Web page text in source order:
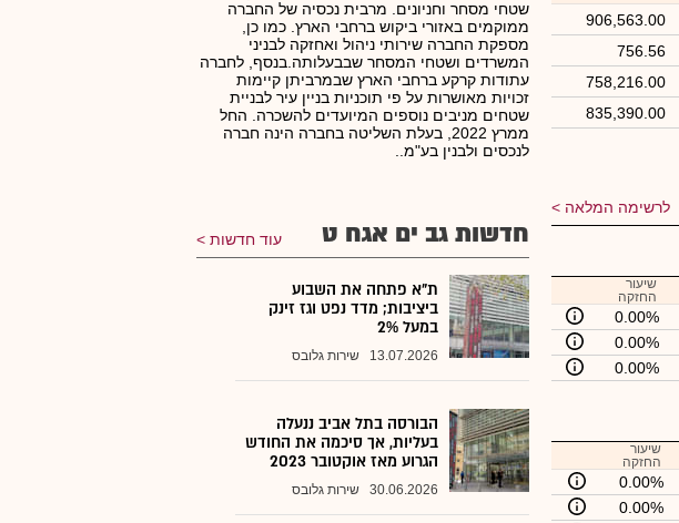
906,563.00
756.56
758,216.00
835,390.00
לרשימה המלאה
שיעור
החזקה
0.00%
0.00%
0.00%
שיעור
החזקה
0.00%
0.00%
שטחי מסחר וחניונים. מרבית נכסיה של החברה
ממוקמים באזורי ביקוש ברחבי הארץ. כמו כן,
מספקת החברה שירותי ניהול ואחזקה לבניני
המשרדים ושטחי המסחר שבבעלותה.בנסף, לחברה
עתודות קרקע ברחבי הארץ שבמרביתן קיימות
זכויות מאושרות על פי תוכניות בניין עיר לבניית
שטחים מניבים נוספים המיועדים להשכרה. החל
ממרץ 2022, בעלת השליטה בחברה הינה חברה
לנכסים ולבנין בע"מ..
חדשות גב ים אגח ט עוד חדשות
ת"א פתחה את השבוע
ביציבות; מדד נפט וגז זינק
במעל 2%
13.07.2026 שירות גלובס
הבורסה בתל אביב ננעלה
בעליות, אך סיכמה את החודש
הגרוע מאז אוקטובר 2023
30.06.2026 שירות גלובס